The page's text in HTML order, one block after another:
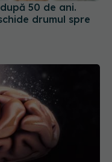
50 de ani.
drumul spre